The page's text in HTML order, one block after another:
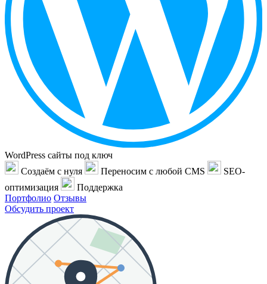
WordPress сайты под ключ
Создаём с нуля
Переносим с любой CMS
SEO-
оптимизация
Поддержка
Портфолио Отзывы
Обсудить проект